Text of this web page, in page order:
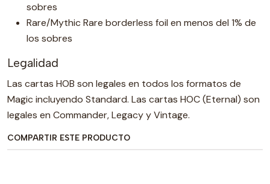
sobres
Rare/Mythic Rare borderless foil en menos del 1% de
los sobres
Legalidad
Las cartas HOB son legales en todos los formatos de
Magic incluyendo Standard. Las cartas HOC (Eternal) son
legales en Commander, Legacy y Vintage.
COMPARTIR ESTE PRODUCTO